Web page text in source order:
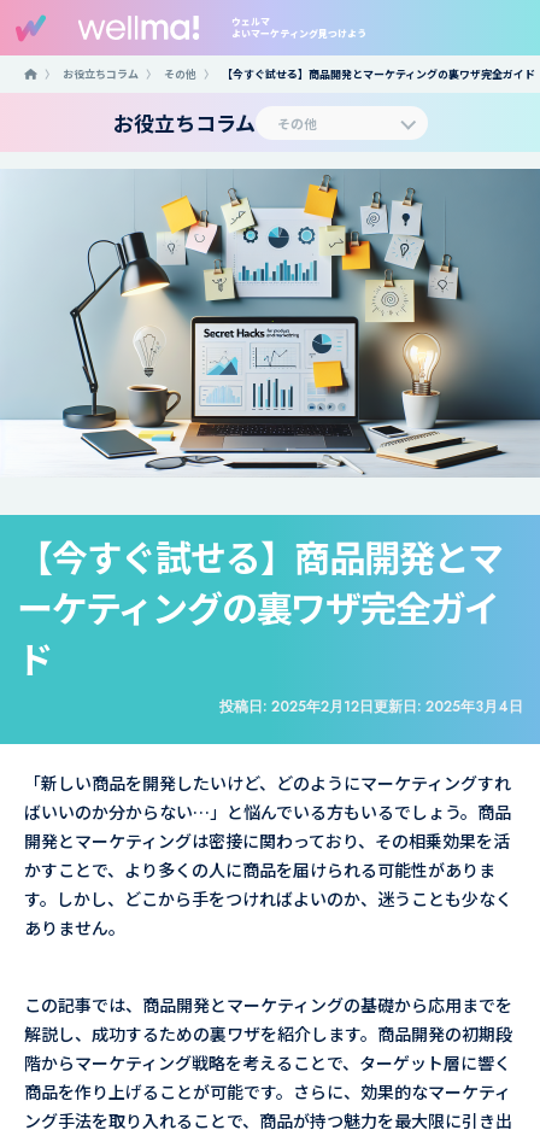
ウェルマ
よいマーケティング見つけよう
〉 お役立ちコラム 〉 その他 〉 【今すぐ試せる】商品開発とマーケティングの裏ワザ完全ガイド
お役立ちコラム
【今すぐ試せる】商品開発とマ
ーケティングの裏ワザ完全ガイ
ド
投稿日: 2025年2月12日更新日: 2025年3月4日
「新しい商品を開発したいけど、どのようにマーケティングすれ
ばいいのか分からない…」と悩んでいる方もいるでしょう。商品
開発とマーケティングは密接に関わっており、その相乗効果を活
かすことで、より多くの人に商品を届けられる可能性がありま
す。しかし、どこから手をつければよいのか、迷うことも少なく
ありません。
この記事では、商品開発とマーケティングの基礎から応用までを
解説し、成功するための裏ワザを紹介します。商品開発の初期段
階からマーケティング戦略を考えることで、ターゲット層に響く
商品を作り上げることが可能です。さらに、効果的なマーケティ
ング手法を取り入れることで、商品が持つ魅力を最大限に引き出